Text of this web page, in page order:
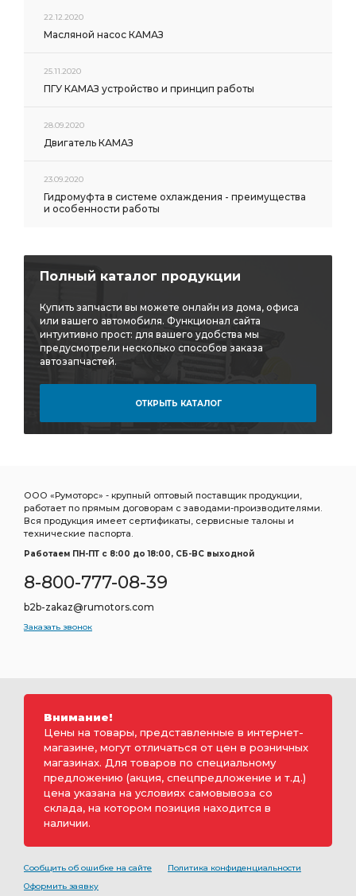
22.12.2020
Масляной насос КАМАЗ
25.11.2020
ПГУ КАМАЗ устройство и принцип работы
28.09.2020
Двигатель КАМАЗ
23.09.2020
Гидромуфта в системе охлаждения - преимущества
и особенности работы
Полный каталог продукции
Купить запчасти вы можете онлайн из дома, офиса
или вашего автомобиля. Функционал сайта
интуитивно прост: для вашего удобства мы
предусмотрели несколько способов заказа
автозапчастей.
ОТКРЫТЬ КАТАЛОГ
ООО «Румоторс» - крупный оптовый поставщик продукции,
работает по прямым договорам с заводами-производителями.
Вся продукция имеет сертификаты, сервисные талоны и
технические паспорта.
Работаем ПН-ПТ c 8:00 до 18:00, СБ-ВС выходной
8-800-777-08-39
b2b-zakaz@rumotors.com
Заказать звонок
Внимание!
Цены на товары, представленные в интернет-
магазине, могут отличаться от цен в розничных
магазинах. Для товаров по специальному
предложению (акция, спецпредложение и т.д.)
цена указана на условиях самовывоза со
склада, на котором позиция находится в
наличии.
Сообщить об ошибке на сайте
Политика конфиденциальности
Оформить заявку